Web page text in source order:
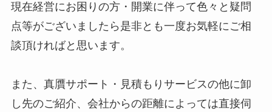
現在経営にお困りの方・開業に伴って色々と疑問
点等がございましたら是非とも一度お気軽にご相
談頂ければと思います。
また、真贋サポート・見積もりサービスの他に卸
し先のご紹介、会社からの距離によっては直接伺